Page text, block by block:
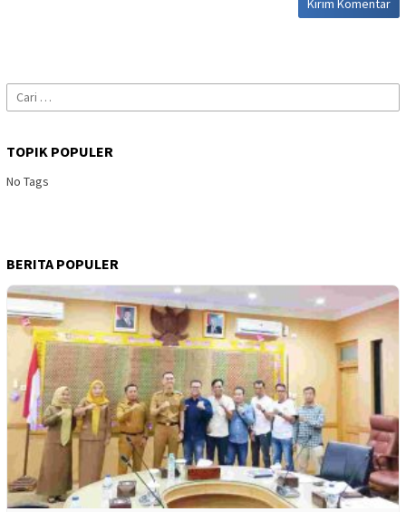
Cari
untuk:
TOPIK POPULER
No Tags
BERITA POPULER